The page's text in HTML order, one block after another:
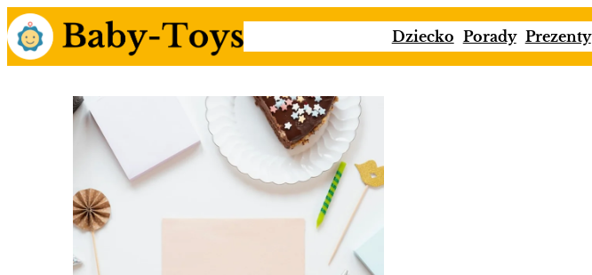
Przejdź
do
treści
Dziecko Porady Prezenty